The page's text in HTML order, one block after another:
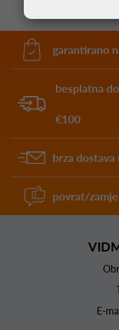
garantirano
besplatna
€100
brza
povrat/
E-